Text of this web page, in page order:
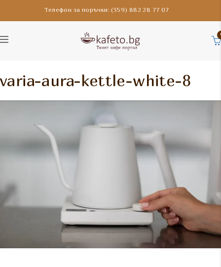
Телефон за поръчки: (359) 882 28 77 07
varia-aura-kettle-white-8